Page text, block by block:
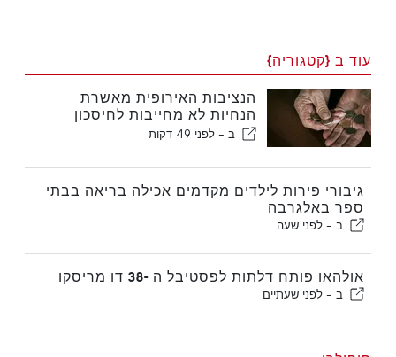
עוד ב {קטגוריה}
הנציבות האירופית מאשרת
הנחיות לא מחייבות לחיסכון
פרישה משלים
ב - לפני 49 דקות
גיבורי פירות לילדים מקדמים אכילה בריאה בבתי
ספר באלגרבה
ב - לפני שעה
אולהאו פותח דלתות לפסטיבל ה -38 דו מריסקו
ב - לפני שעתיים